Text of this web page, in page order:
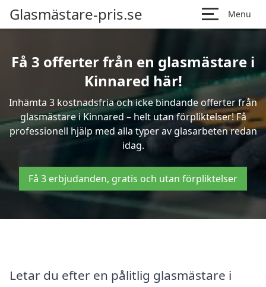
Glasmästare-pris.se Menu
Få 3 offerter från en glasmästare i
Kinnared här!
Inhämta 3 kostnadsfria och icke bindande offerter från
glasmästare i Kinnared – helt utan förpliktelser! Få
professionell hjälp med alla typer av glasarbeten redan
idag.
Få 3 erbjudanden, gratis och utan förpliktelser
Letar du efter en pålitlig glasmästare i